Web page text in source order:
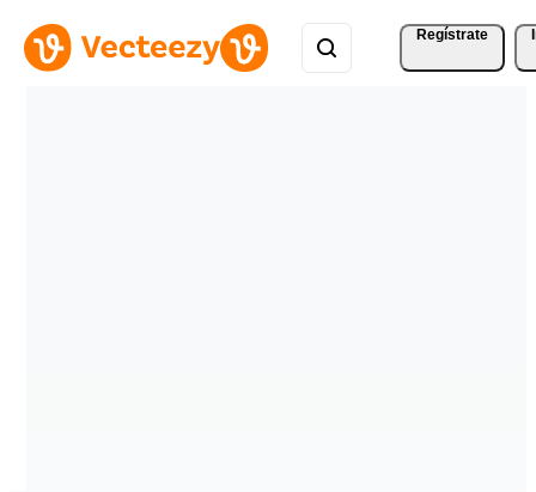
Regístrate